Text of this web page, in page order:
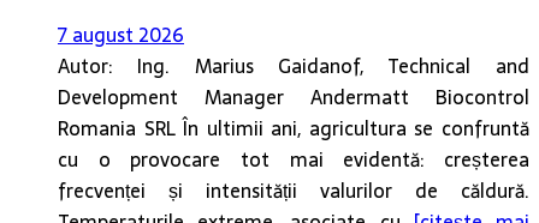
7 august 2026
Autor: Ing. Marius Gaidanof, Technical and
Development Manager Andermatt Biocontrol
Romania SRL În ultimii ani, agricultura se confruntă
cu o provocare tot mai evidentă: creșterea
frecvenței și intensității valurilor de căldură.